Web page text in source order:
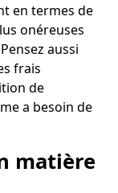
en termes de
onéreuses
aussi
frais
de
a besoin de
matière